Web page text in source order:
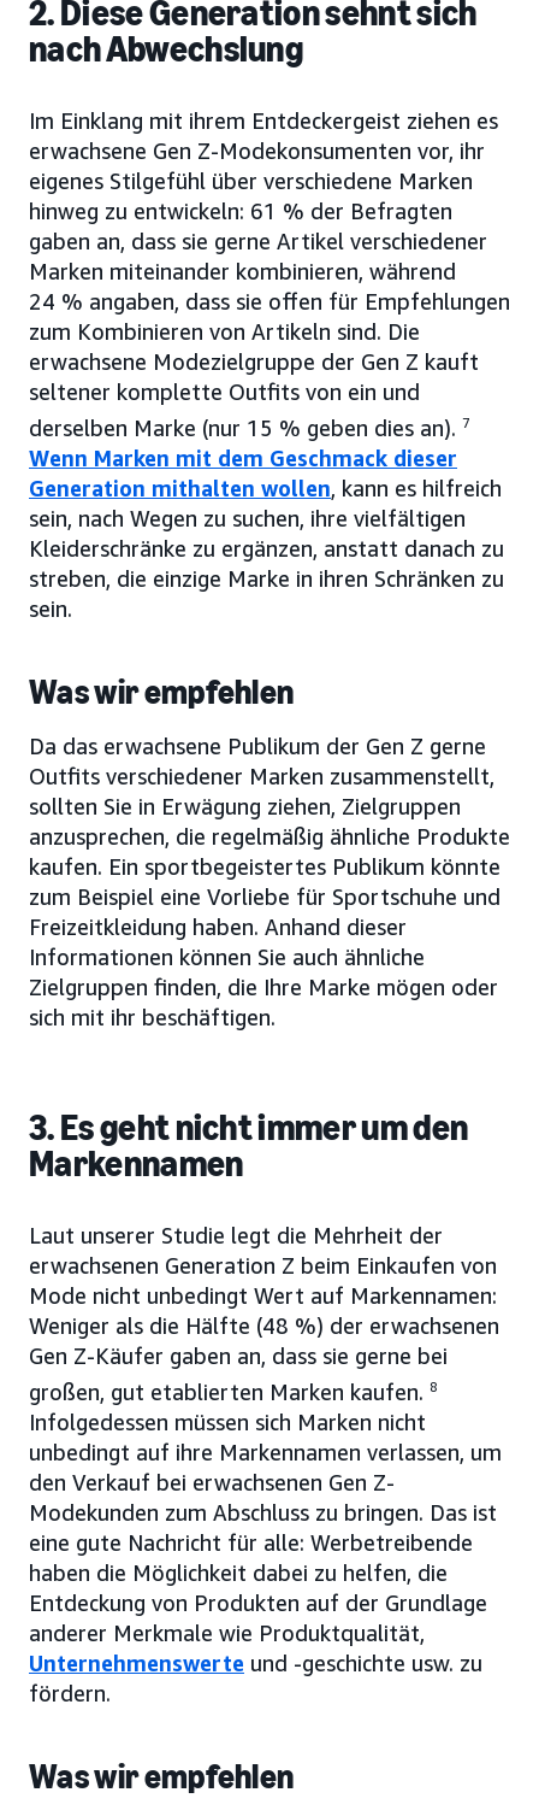
2. Diese Generation sehnt sich
nach Abwechslung
Im Einklang mit ihrem Entdeckergeist ziehen es
erwachsene Gen Z-Modekonsumenten vor, ihr
eigenes Stilgefühl über verschiedene Marken
hinweg zu entwickeln: 61 % der Befragten
gaben an, dass sie gerne Artikel verschiedener
Marken miteinander kombinieren, während
24 % angaben, dass sie offen für Empfehlungen
zum Kombinieren von Artikeln sind. Die
erwachsene Modezielgruppe der Gen Z kauft
seltener komplette Outfits von ein und
derselben Marke (nur 15 % geben dies an). 7
Wenn Marken mit dem Geschmack dieser
Generation mithalten wollen, kann es hilfreich
sein, nach Wegen zu suchen, ihre vielfältigen
Kleiderschränke zu ergänzen, anstatt danach zu
streben, die einzige Marke in ihren Schränken zu
sein.
Was wir empfehlen
Da das erwachsene Publikum der Gen Z gerne
Outfits verschiedener Marken zusammenstellt,
sollten Sie in Erwägung ziehen, Zielgruppen
anzusprechen, die regelmäßig ähnliche Produkte
kaufen. Ein sportbegeistertes Publikum könnte
zum Beispiel eine Vorliebe für Sportschuhe und
Freizeitkleidung haben. Anhand dieser
Informationen können Sie auch ähnliche
Zielgruppen finden, die Ihre Marke mögen oder
sich mit ihr beschäftigen.
3. Es geht nicht immer um den
Markennamen
Laut unserer Studie legt die Mehrheit der
erwachsenen Generation Z beim Einkaufen von
Mode nicht unbedingt Wert auf Markennamen:
Weniger als die Hälfte (48 %) der erwachsenen
Gen Z-Käufer gaben an, dass sie gerne bei
großen, gut etablierten Marken kaufen. 8
Infolgedessen müssen sich Marken nicht
unbedingt auf ihre Markennamen verlassen, um
den Verkauf bei erwachsenen Gen Z-
Modekunden zum Abschluss zu bringen. Das ist
eine gute Nachricht für alle: Werbetreibende
haben die Möglichkeit dabei zu helfen, die
Entdeckung von Produkten auf der Grundlage
anderer Merkmale wie Produktqualität,
Unternehmenswerte und -geschichte usw. zu
fördern.
Was wir empfehlen